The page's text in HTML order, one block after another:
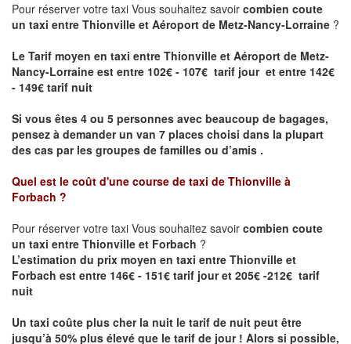
Pour réserver votre taxi Vous souhaitez savoir combien coute
un taxi entre Thionville et Aéroport de Metz-Nancy-Lorraine ?
Le Tarif moyen en taxi entre Thionville et Aéroport de Metz-
Nancy-Lorraine est entre 102€ - 107€ tarif jour et entre 142€
- 149€ tarif nuit
Si vous êtes 4 ou 5 personnes avec beaucoup de bagages,
pensez à demander un van 7 places choisi dans la plupart
des cas par les groupes de familles ou d’amis .
Quel est le coût d'une course de taxi de Thionville à
Forbach ?
Pour réserver votre taxi Vous souhaitez savoir combien coute
un taxi entre Thionville et Forbach ?
L’estimation du prix moyen en taxi entre Thionville et
Forbach est entre 146€ - 151€ tarif jour et 205€ -212€ tarif
nuit
Un taxi coûte plus cher la nuit le tarif de nuit peut être
jusqu’à 50% plus élevé que le tarif de jour ! Alors si possible,